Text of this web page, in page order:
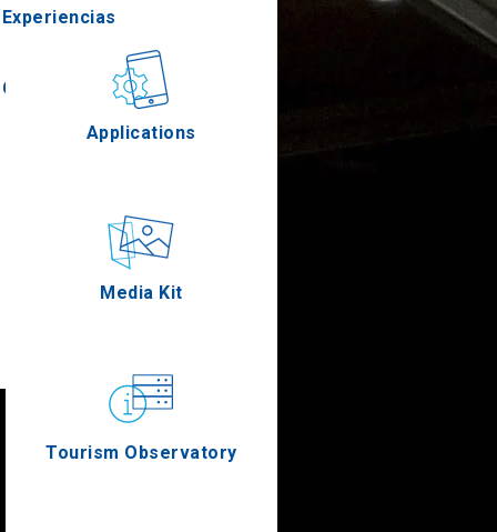
Gastronomía
Applications
Media Kit
Tourism Observatory
Experiencias